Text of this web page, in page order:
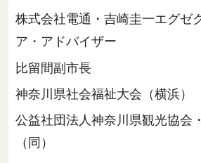
株式会社電通・吉崎圭一エグゼ
ア・アドバイザー
比留間副市長
神奈川県社会福祉大会（横浜）
公益社団法人神奈川県観光協会
（同）